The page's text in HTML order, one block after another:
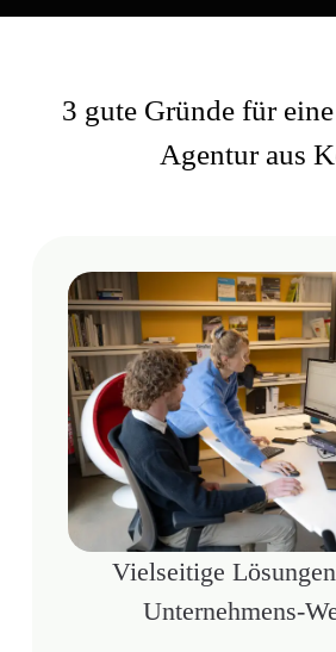
3 gute Gründe für
Agentur aus
Vielseitige
Unternehmens-